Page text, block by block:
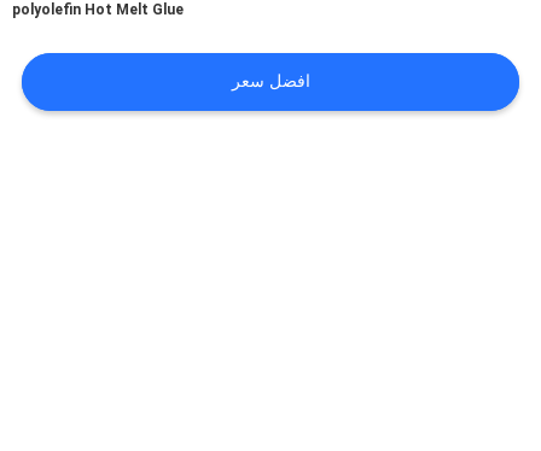
أسعار
polyolefin Hot Melt Glue
افضل سعر